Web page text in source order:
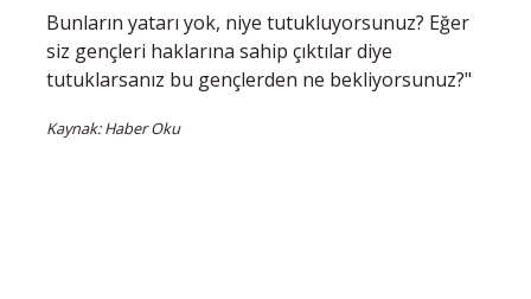
Bunların yatarı yok, niye tutukluyorsunuz? Eğer
siz gençleri haklarına sahip çıktılar diye
tutuklarsanız bu gençlerden ne bekliyorsunuz?"
Kaynak: Haber Oku